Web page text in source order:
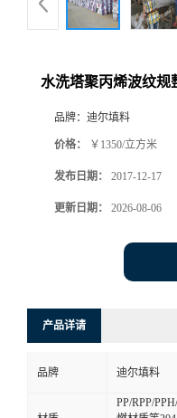
水洗塔聚丙烯波纹规
品牌： 迪尔填料
价格： ￥1350/立方米
发布日期： 2017-12-17
更新日期： 2026-08-06
产品详请
品牌 迪尔填料
PP/RPP/